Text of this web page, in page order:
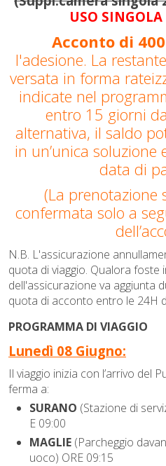
USO
Acconto di
l'adesione. La
versata in forma
indicate nel
entro 15 giorni
alternativa, il saldo
in un’unica
data di
(La prenotazione
confermata solo a
N.B. L'assicurazione
quota di viaggio. Qualora foste
dell'assicurazione va aggiunta
quota di acconto entro le 24H
PROGRAMMA DI VIAGGIO
Lunedì 08 Giugno:
Il viaggio inizia con l’arrivo del
ferma a:
SURANO (Stazione di
E 09:00
MAGLIE (Parcheggio
uoco) ORE 09:15